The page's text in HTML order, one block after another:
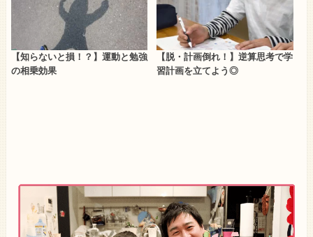
【知らないと損！？】運動と勉強
の相乗効果
【脱・計画倒れ！】逆算思考で学
習計画を立てよう◎